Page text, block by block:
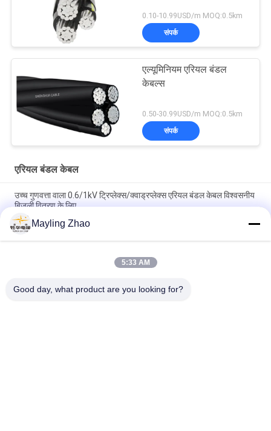
0.10-10.99USD/m MOQ:0.5km
संपर्क
एल्यूमिनियम एरियल बंडल
केबल्स
0.50-30.99USD/m MOQ:0.5km
संपर्क
एरियल बंडल केबल
उच्च गुणवत्ता वाला 0.6/1kV ट्रिप्लेक्स/क्वाड्रप्लेक्स एरियल बंडल केबल विश्वसनीय
बिजली वितरण के लिए
शंघाई शेंघुआ केबल 3 कोर एरियल बंडल ट्रिप्लेक्स सर्विस ड्रॉप केबल ओवरहेड पावर
ट्रांसमिशन लाइनों के लिए
शेंगहुआ पावर केबल हवाई बंडल Xlpe इन्सुलेशन केबल, 1 दूत कंडक्टर के साथ हवाई
Mayling Zhao
5:33 AM
Good day, what product are you looking for?